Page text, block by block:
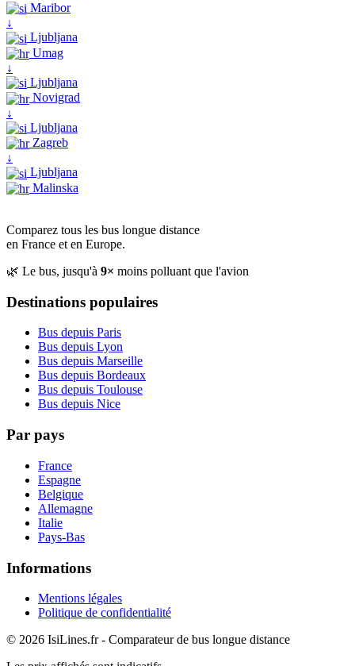
Maribor
↓
Ljubljana
Umag
↓
Ljubljana
Novigrad
↓
Ljubljana
Zagreb
↓
Ljubljana
Malinska
Comparez tous les bus longue distance
en France et en Europe.
🌿 Le bus, jusqu'à 9× moins polluant que l'avion
Destinations populaires
Bus depuis Paris
Bus depuis Lyon
Bus depuis Marseille
Bus depuis Bordeaux
Bus depuis Toulouse
Bus depuis Nice
Par pays
France
Espagne
Belgique
Allemagne
Italie
Pays-Bas
Informations
Mentions légales
Politique de confidentialité
© 2026 IsiLines.fr - Comparateur de bus longue distance